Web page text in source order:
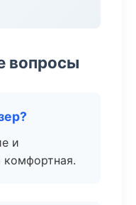
вопросы
и
комфортная.